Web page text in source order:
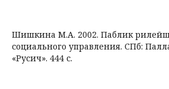
Шишкина М.А. 2002. Паблик
социального управления. СПб:
«Русич». 444 с.